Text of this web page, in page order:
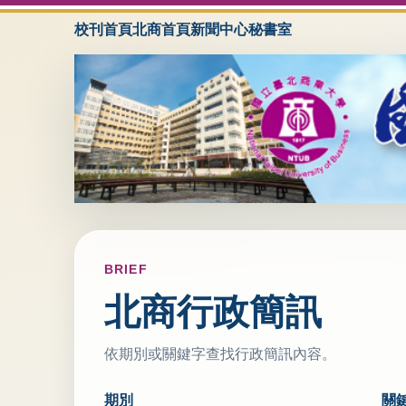
校刊首頁北商首頁新聞中心秘書室
BRIEF
北商行政簡訊
依期別或關鍵字查找行政簡訊內容。
期別 關